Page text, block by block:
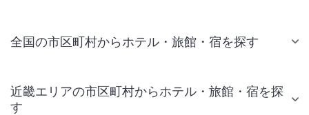
全国の市区町村からホテル・旅館・宿を探す
近畿エリアの市区町村からホテル・旅館・宿を探
す